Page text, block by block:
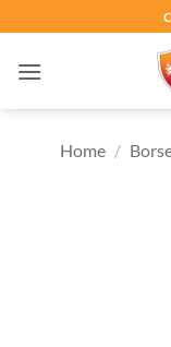
ai
contenuti
Home /